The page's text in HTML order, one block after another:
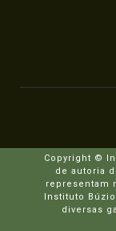
Copyright ©
de autoria
representam
Instituto
diversas